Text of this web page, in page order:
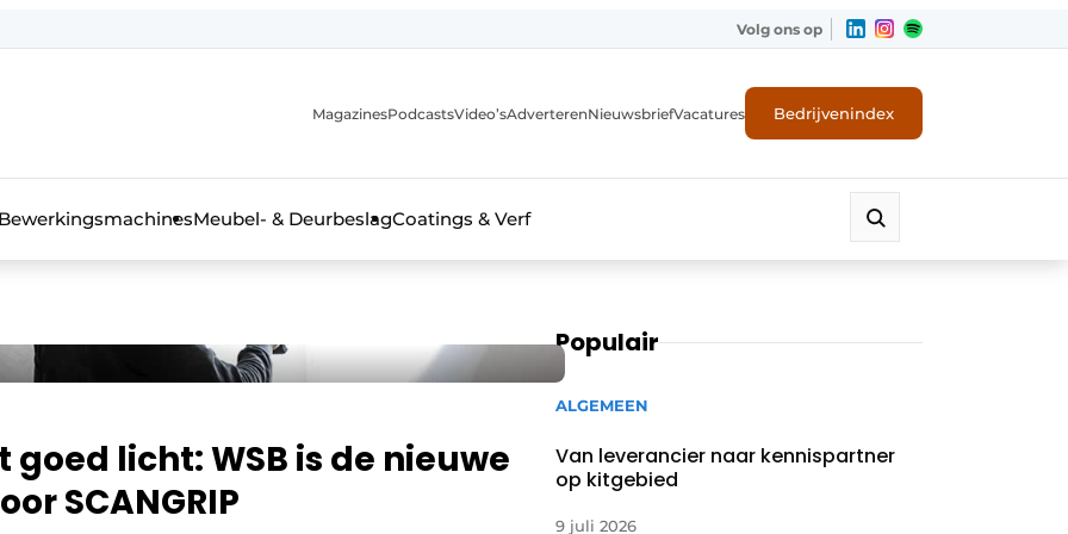
Volg ons op
MagazinesPodcastsVideo’sAdverterenNieuwsbriefVacatures Bedrijvenindex
BewerkingsmachinesMeubel- & DeurbeslagCoatings & Verf
licht: WSB is de nieuwe
SCANGRIP
Populair
ALGEMEEN
Van leverancier naar kennispartner
op kitgebied
9 juli 2026